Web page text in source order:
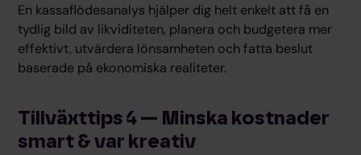
En kassaflödesanalys hjälper dig helt enkelt att få en
tydlig bild av likviditeten, planera och budgetera mer
effektivt, utvärdera lönsamheten och fatta beslut
baserade på ekonomiska realiteter.
Tillväxttips 4 — Minska kostnader
smart & var kreativ